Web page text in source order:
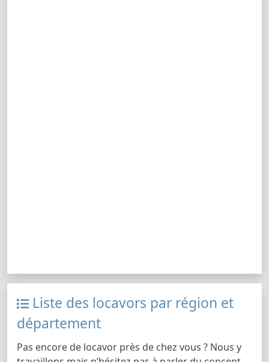
Liste des locavors par région et
département
Pas encore de locavor près de chez vous ? Nous y